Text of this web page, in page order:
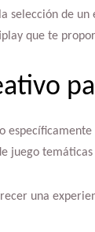
de un
que te
juego
una